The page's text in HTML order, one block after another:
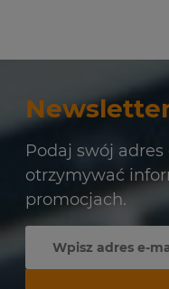
Podaj swój
otrzymywać
promocjach.